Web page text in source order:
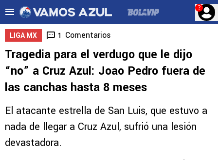
?
LIGA MX 1 Comentarios
Tragedia para el verdugo que le dijo
“no” a Cruz Azul: Joao Pedro fuera de
las canchas hasta 8 meses
El atacante estrella de San Luis, que estuvo a
nada de llegar a Cruz Azul, sufrió una lesión
devastadora.